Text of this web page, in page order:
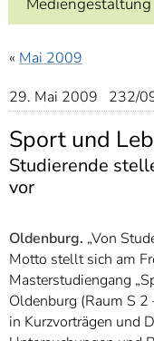
7]
« Mai 2009
29. Mai 2009 232/
Sport und
Studierende
vor
Oldenburg. „Von
Motto stellt sich am
Masterstudiengang
Oldenburg (Raum S
in Kurzvorträgen und